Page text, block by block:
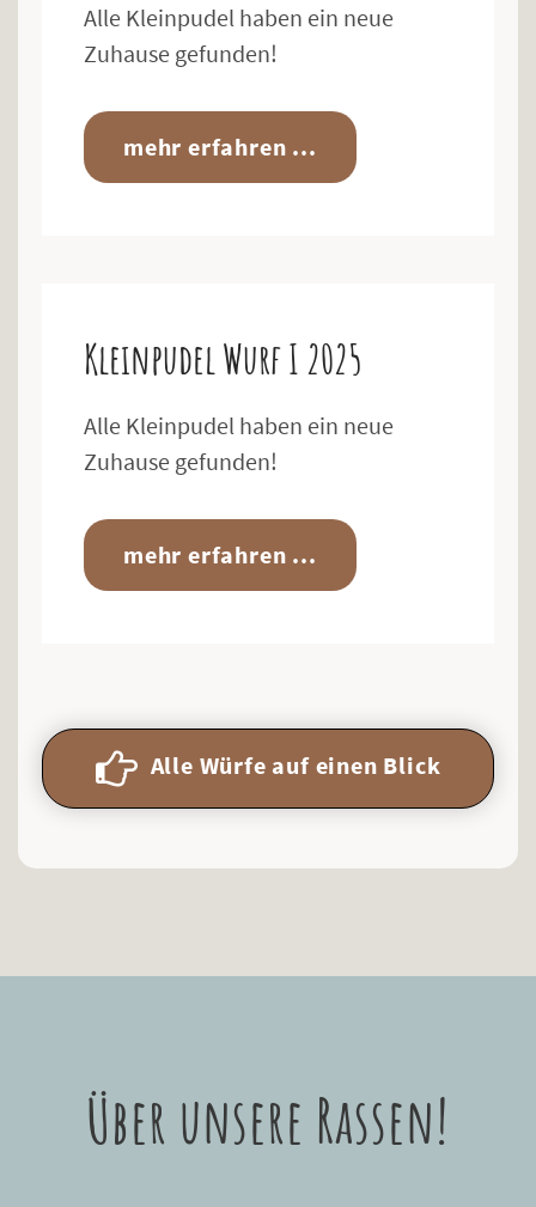
Alle Kleinpudel haben ein neue
Zuhause gefunden!
mehr erfahren ...
Kleinpudel Wurf I 2025
Alle Kleinpudel haben ein neue
Zuhause gefunden!
mehr erfahren ...
Alle Würfe auf einen Blick
Über unsere Rassen!